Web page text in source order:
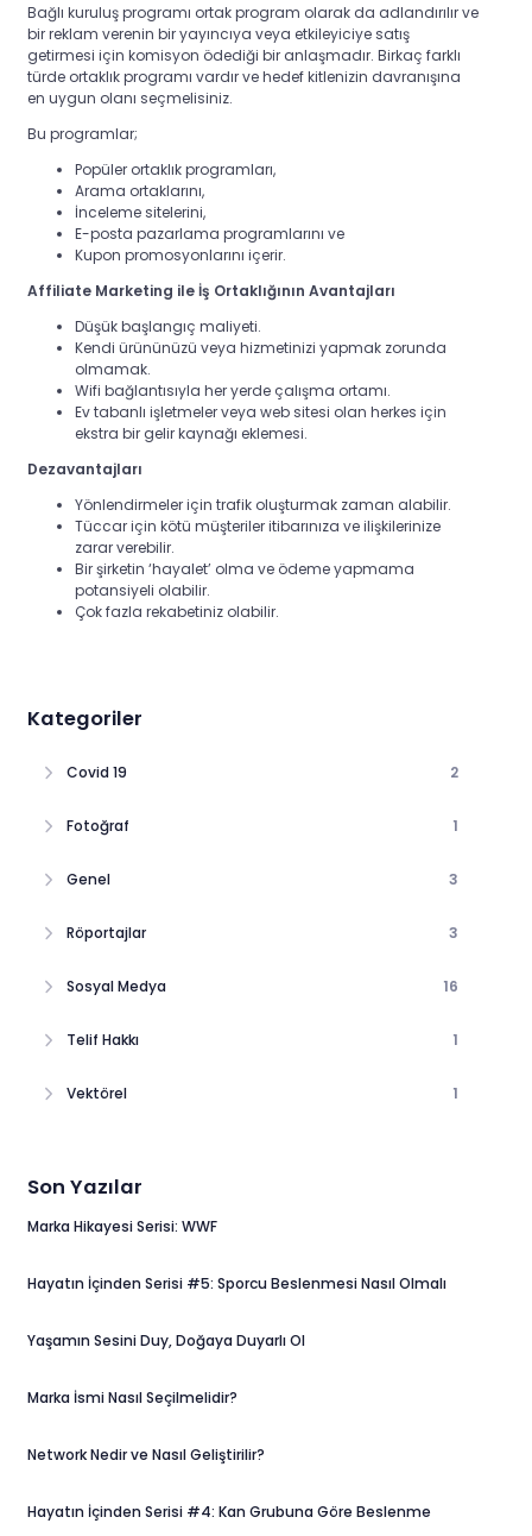
Bağlı kuruluş programı ortak program olarak da adlandırılır ve
bir reklam verenin bir yayıncıya veya etkileyiciye satış
getirmesi için komisyon ödediği bir anlaşmadır. Birkaç farklı
türde ortaklık programı vardır ve hedef kitlenizin davranışına
en uygun olanı seçmelisiniz.
Bu programlar;
Popüler ortaklık programları,
Arama ortaklarını,
İnceleme sitelerini,
E-posta pazarlama programlarını ve
Kupon promosyonlarını içerir.
Affiliate Marketing ile İş Ortaklığının Avantajları
Düşük başlangıç ​​maliyeti.
Kendi ürününüzü veya hizmetinizi yapmak zorunda
olmamak.
Wifi bağlantısıyla her yerde çalışma ortamı.
Ev tabanlı işletmeler veya web sitesi olan herkes için
ekstra bir gelir kaynağı eklemesi.
Dezavantajları
Yönlendirmeler için trafik oluşturmak zaman alabilir.
Tüccar için kötü müşteriler itibarınıza ve ilişkilerinize
zarar verebilir.
Bir şirketin ‘hayalet’ olma ve ödeme yapmama
potansiyeli olabilir.
Çok fazla rekabetiniz olabilir.
Kategoriler
Covid 19 2
Fotoğraf 1
Genel 3
Röportajlar 3
Sosyal Medya 16
Telif Hakkı 1
Vektörel 1
Son Yazılar
Marka Hikayesi Serisi: WWF
Hayatın İçinden Serisi #5: Sporcu Beslenmesi Nasıl Olmalı
Yaşamın Sesini Duy, Doğaya Duyarlı Ol
Marka İsmi Nasıl Seçilmelidir?
Network Nedir ve Nasıl Geliştirilir?
Hayatın İçinden Serisi #4: Kan Grubuna Göre Beslenme